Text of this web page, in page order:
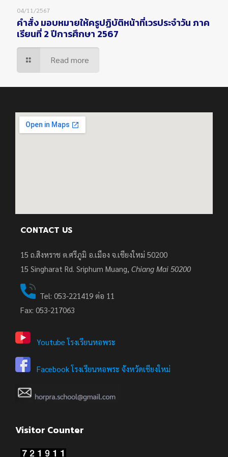
04/11/2567
คำสั่ง มอบหมายให้ครูปฏิบัติหน้าที่เวรประจำวัน ภาค
เรียนที่ 2 ปีการศึกษา 2567
Read more
CONTACT US
15 ถ.สิงหราช ต.ศรีภูมิ อ.เมือง จ.เชียงใหม่ 50200
15 Singharat Rd. Sriphum Muang, Chiang Mai 50200
Tel: 053-221419 ต่อ 11
Fax: 053-217063
Youtube โรงเรียนหอพระ
Facebook โรงเรียนหอพระ จังหวัดเชียงใหม่
Visitor Counter